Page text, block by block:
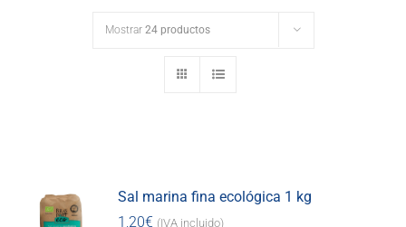
Mostrar 24 productos
Sal marina fina ecológica 1 kg
1,20€ (IVA incluido)